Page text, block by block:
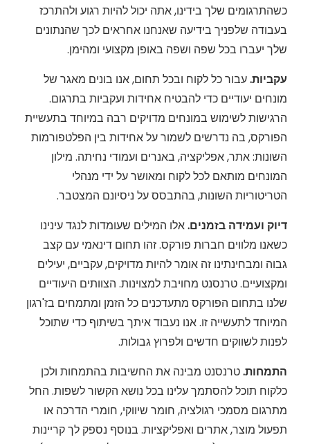
כשהתרגומים שלך בידינו, אתה יכול להיות רגוע ולהתרכז
בעבודה שלפניך בידיעה שאנחנו אחראים לכך שהנתונים
שלך יעברו בכל שפה ושפה באופן מקצועי ומהימן.
עקביות.עבור כל לקוח ובכל תחום, אנו בונים מאגר של
מונחים יעודיים כדי להבטיח אחידות ועקביות בתרגום.
הרגישות לשימוש במונחים מדויקים רבה במיוחד בתעשיית
הפורקס, בה נדרשים לשמור על אחידות בין הפלטפורמות
השונות: אתר, אפליקציה, באנרים ועמודי נחיתה. מילון
המונחים מותאם לכל לקוח ומאושר על ידי מנהלי
הטריטוריות השונות, בהתבסס על ניסיונם המצטבר.
דיוק ועמידה בזמנים.אלו המילים שעומדות לנגד עינינו
כשאנו מלווים חברות פורקס. זהו תחום דינאמי עם קצב
גבוה ומבחינתינו זה אומר להיות מדויקים, עקביים, יעילים
ומקצועיים. טרנסנט מחויבת למצוינות. הצוותים היעודיים
שלנו בתחום הפורקס מתעדכנים כל הזמן ומתמחים בז'רגון
המיוחד לתעשייה זו. אנו נעבוד איתך בשיתוף כדי שתוכל
לפנות לשווקים חדשים ולפרוץ גבולות.
התמחות.טרנסנט מבינה את החשיבות בהתמחות ולכן
כלקוח תוכל להסתמך עלינו בכל נושא הקשור לשפות. החל
מתרגום מסמכי רגולציה, חומר שיווקי, חומרי הדרכה או
תפעול מוצר, אתרים ואפליקציות. בנוסף נספק לך קריינות